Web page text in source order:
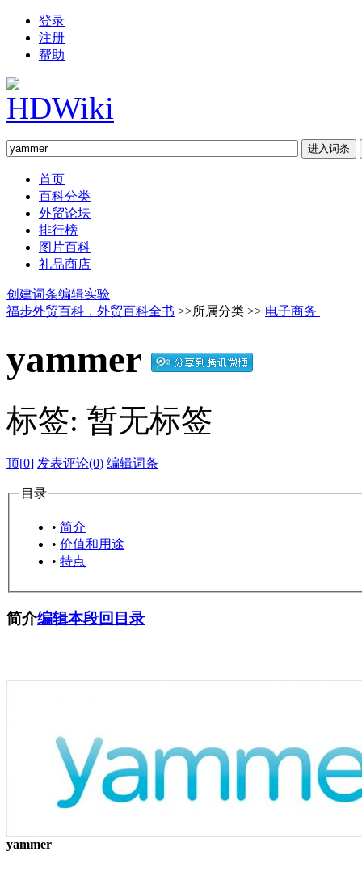
登录
注册
帮助
首页
百科分类
外贸论坛
排行榜
图片百科
礼品商店
创建词条编辑实验
福步外贸百科，外贸百科全书 >>所属分类 >> 电子商务
yammer
标签: 暂无标签
顶[0] 发表评论(0) 编辑词条
目录
• 简介
• 价值和用途
• 特点
简介编辑本段回目录
yammer